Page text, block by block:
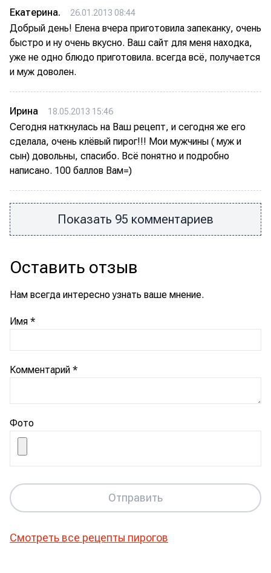
Екатерина. 26.01.2013 08:44
Добрый день! Елена вчера приготовила запеканку, очень
быстро и ну очень вкусно. Ваш сайт для меня находка,
уже не одно блюдо приготовила. всегда всё, получается
и муж доволен.
Ирина 18.05.2013 15:46
Сегодня наткнулась на Ваш рецепт, и сегодня же его
сделала, очень клёвый пирог!!! Мои мужчины ( муж и
сын) довольны, спасибо. Всё понятно и подробно
написано. 100 баллов Вам=)
Показать 95 комментариев
Оставить отзыв
Нам всегда интересно узнать ваше мнение.
Имя *
Комментарий *
Фото
Отправить
Смотреть все рецепты пирогов